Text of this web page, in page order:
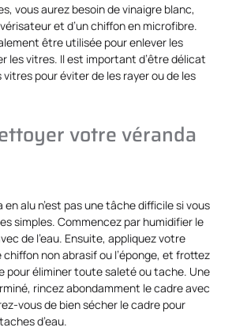
vous aurez besoin de vinaigre blanc,
et d’un chiffon en microfibre.
être utilisée pour enlever les
les vitres. Il est important d’être délicat
pour éviter de les rayer ou de les
votre véranda
alu n’est pas une tâche difficile si vous
simples. Commencez par humidifier le
de l’eau. Ensuite, appliquez votre
non abrasif ou l’éponge, et frottez
pour éliminer toute saleté ou tache. Une
rincez abondamment le cadre avec
vous de bien sécher le cadre pour
d’eau.